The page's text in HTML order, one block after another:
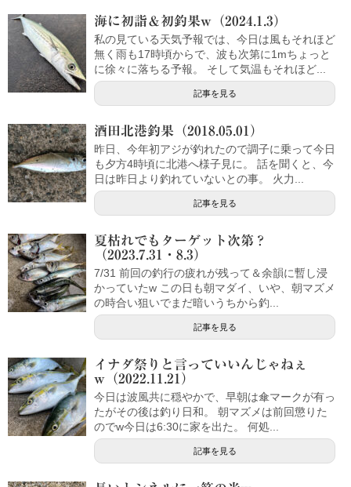
海に初詣＆初釣果w（2024.1.3）
私の見ている天気予報では、今日は風もそれほど
無く雨も17時頃からで、波も次第に1mちょっと
に徐々に落ちる予報。 そして気温もそれほど...
記事を見る
酒田北港釣果（2018.05.01）
昨日、今年初アジが釣れたので調子に乗って今日
も夕方4時頃に北港へ様子見に。 話を聞くと、今
日は昨日より釣れていないとの事。 火力...
記事を見る
夏枯れでもターゲット次第？
（2023.7.31・8.3）
7/31 前回の釣行の疲れが残って＆余韻に暫し浸
かっていたw この日も朝マダイ、いや、朝マズメ
の時合い狙いでまだ暗いうちから釣...
記事を見る
イナダ祭りと言っていいんじゃねぇ
w（2022.11.21）
今日は波風共に穏やかで、早朝は傘マークが有っ
たがその後は釣り日和。 朝マズメは前回懲りた
のでw今日は6:30に家を出た。 何処...
記事を見る